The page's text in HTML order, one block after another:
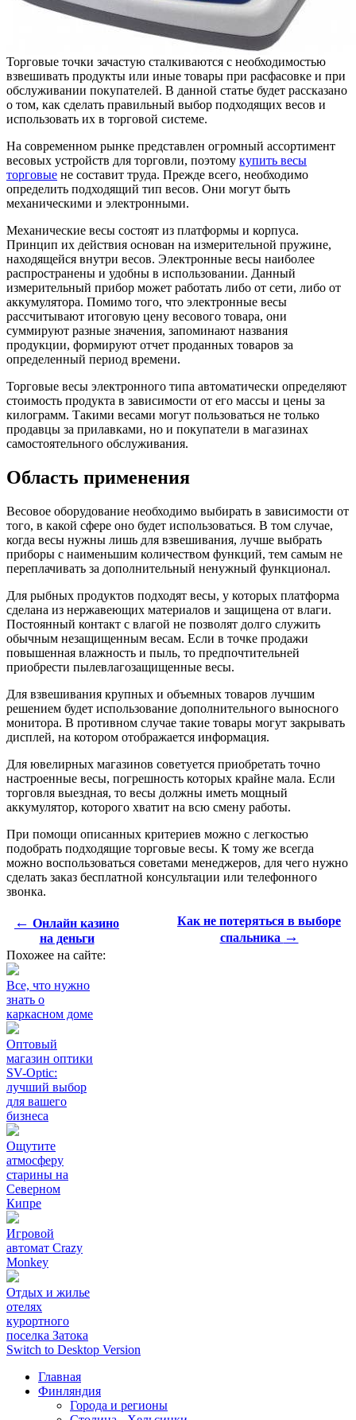
Торговые точки зачастую сталкиваются с необходимостью
взвешивать продукты или иные товары при расфасовке и при
обслуживании покупателей. В данной статье будет рассказано
о том, как сделать правильный выбор подходящих весов и
использовать их в торговой системе.
На современном рынке представлен огромный ассортимент
весовых устройств для торговли, поэтому купить весы
торговые не составит труда. Прежде всего, необходимо
определить подходящий тип весов. Они могут быть
механическими и электронными.
Механические весы состоят из платформы и корпуса.
Принцип их действия основан на измерительной пружине,
находящейся внутри весов. Электронные весы наиболее
распространены и удобны в использовании. Данный
измерительный прибор может работать либо от сети, либо от
аккумулятора. Помимо того, что электронные весы
рассчитывают итоговую цену весового товара, они
суммируют разные значения, запоминают названия
продукции, формируют отчет проданных товаров за
определенный период времени.
Торговые весы электронного типа автоматически определяют
стоимость продукта в зависимости от его массы и цены за
килограмм. Такими весами могут пользоваться не только
продавцы за прилавками, но и покупатели в магазинах
самостоятельного обслуживания.
Область применения
Весовое оборудование необходимо выбирать в зависимости от
того, в какой сфере оно будет использоваться. В том случае,
когда весы нужны лишь для взвешивания, лучше выбрать
приборы с наименьшим количеством функций, тем самым не
переплачивать за дополнительный ненужный функционал.
Для рыбных продуктов подходят весы, у которых платформа
сделана из нержавеющих материалов и защищена от влаги.
Постоянный контакт с влагой не позволят долго служить
обычным незащищенным весам. Если в точке продажи
повышенная влажность и пыль, то предпочтительней
приобрести пылевлагозащищенные весы.
Для взвешивания крупных и объемных товаров лучшим
решением будет использование дополнительного выносного
монитора. В противном случае такие товары могут закрывать
дисплей, на котором отображается информация.
Для ювелирных магазинов советуется приобретать точно
настроенные весы, погрешность которых крайне мала. Если
торговля выездная, то весы должны иметь мощный
аккумулятор, которого хватит на всю смену работы.
При помощи описанных критериев можно с легкостью
подобрать подходящие торговые весы. К тому же всегда
можно воспользоваться советами менеджеров, для чего нужно
сделать заказ бесплатной консультации или телефонного
звонка.
← Онлайн казино
на деньги
Как не потеряться в выборе
спальника →
Похожее на сайте:
Все, что нужно
знать о
каркасном доме
Оптовый
магазин оптики
SV-Optic:
лучший выбор
для вашего
бизнеса
Ощутите
атмосферу
старины на
Северном
Кипре
Игровой
автомат Crazy
Monkey
Отдых и жилье
отелях
курортного
поселка Затока
Switch to Desktop Version
Главная
Финляндия
Города и регионы